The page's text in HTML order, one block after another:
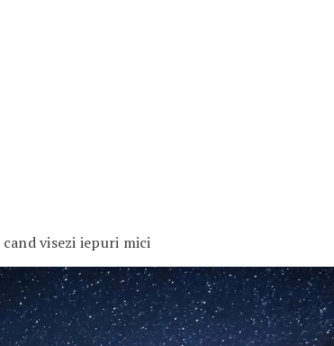
cand visezi iepuri mici